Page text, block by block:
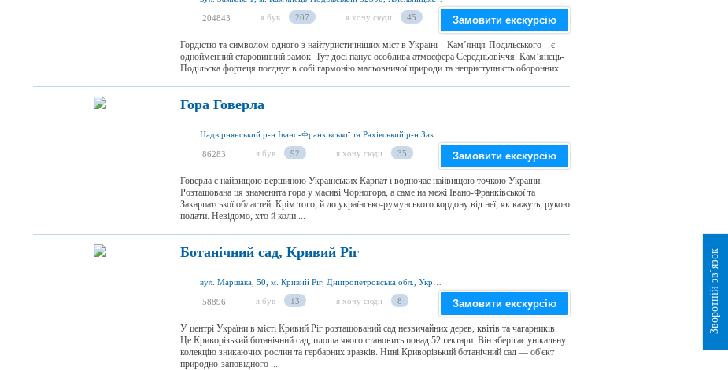
204843 я був 207 я хочу сюди 45 Замовити екскурсію
Гордістю та символом одного з найтуристичніших міст в Україні – Кам’янця-Подільського – є
однойменний старовинний замок. Тут досі панує особлива атмосфера Середньовіччя. Кам’янець-
Подільска фортеця поєднує в собі гармонію мальовничої природи та неприступність оборонних ...
Гора Говерла
86283 я був 92 я хочу сюди 35 Замовити екскурсію
Говерла є найвищою вершиною Українських Карпат і водночас найвищою точкою України.
Розташована ця знаменита гора у масиві Чорногора, а саме на межі Івано-Франківської та
Закарпатської областей. Крім того, й до українсько-румунського кордону від неї, як кажуть, рукою
подати. Невідомо, хто й коли ...
Ботанічний сад, Кривий Ріг
58896 я був 13 я хочу сюди 8 Замовити екскурсію
У центрі України в місті Кривий Ріг розташований сад незвичайних дерев, квітів та чагарників.
Це Криворізький ботанічний сад, площа якого становить понад 52 гектари. Він зберігає унікальну
колекцію зникаючих рослин та гербарних зразків. Нині Криворізький ботанічний сад — об'єкт
природно-заповідного ...
Зворотній зв`язок